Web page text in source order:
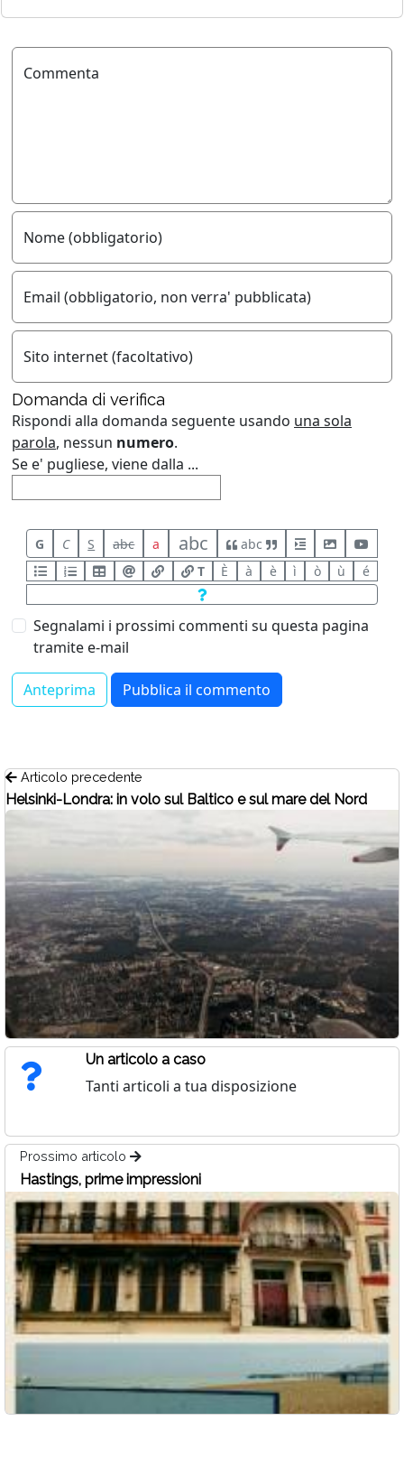
Commenta
Nome (obbligatorio)
Email (obbligatorio, non verra' pubblicata)
Sito internet (facoltativo)
Domanda di verifica
Rispondi alla domanda seguente usando una sola
parola, nessun numero.
Se e' pugliese, viene dalla ...
G C S abc a abc
abc
T
È à è ì ò ù é
Segnalami i prossimi commenti su questa pagina
tramite e-mail
Articolo precedente
Helsinki-Londra: in volo sul Baltico e sul mare del Nord
Un articolo a caso
Tanti articoli a tua disposizione
Prossimo articolo
Hastings, prime impressioni